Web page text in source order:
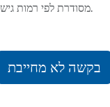
מסודרת לפי רמות גישה.
בקשה לא מחייבת